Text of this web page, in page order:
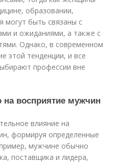
образовании,
могут быть связаны с
и ожиданиями, а также с
Однако, в современном
этой тенденции, и все
профессии вне
на восприятие мужчин
влияние на
формируя определенные
мужчине обычно
поставщика и лидера,